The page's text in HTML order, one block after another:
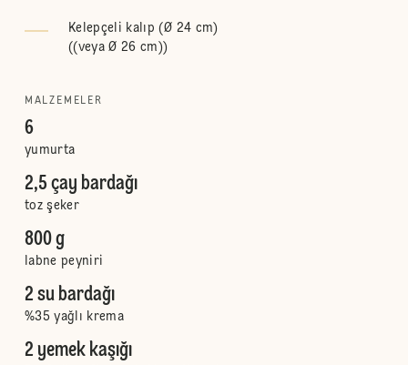
Kelepçeli kalıp (Ø 24 cm)
((veya Ø 26 cm))
MALZEMELER
6
yumurta
2,5 çay bardağı
toz şeker
800 g
labne peyniri
2 su bardağı
%35 yağlı krema
2 yemek kaşığı